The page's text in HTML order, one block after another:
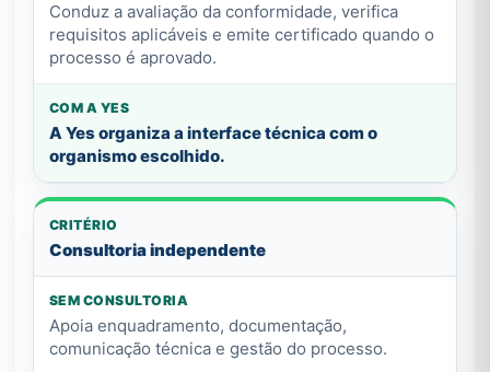
Conduz a avaliação da conformidade, verifica
requisitos aplicáveis e emite certificado quando o
processo é aprovado.
A Yes organiza a interface técnica com o
organismo escolhido.
Consultoria independente
Apoia enquadramento, documentação,
comunicação técnica e gestão do processo.